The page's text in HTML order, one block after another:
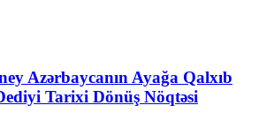
Azərbaycanın Ayağa Qalxıb
Tarixi Dönüş Nöqtəsi